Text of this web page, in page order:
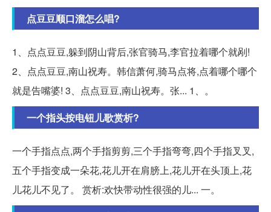
点豆豆顺口溜怎么唱?
1、点点豆豆,躲到阴山背后,张官骑马,李官拉着哪个就剐!
2、点点豆豆,南山祝寿。韩信萧何,骑马点将,点着哪个哪个
就是告嘴婆! 3、点点豆豆,南山祝寿。张... 1、。
一个指头按电钮儿歌赏析?
一个手指点点,两个手指剪剪,三个手指弯弯,四个手指叉叉,
五个手指变成一朵花,花儿开在肩膀上,花儿开在头顶上,花
儿花儿不见了。 赏析:欢快带动性很强的儿... 一。